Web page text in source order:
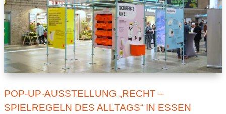
POP-UP-AUSSTELLUNG „RECHT –
SPIELREGELN DES ALLTAGS“ IN ESSEN